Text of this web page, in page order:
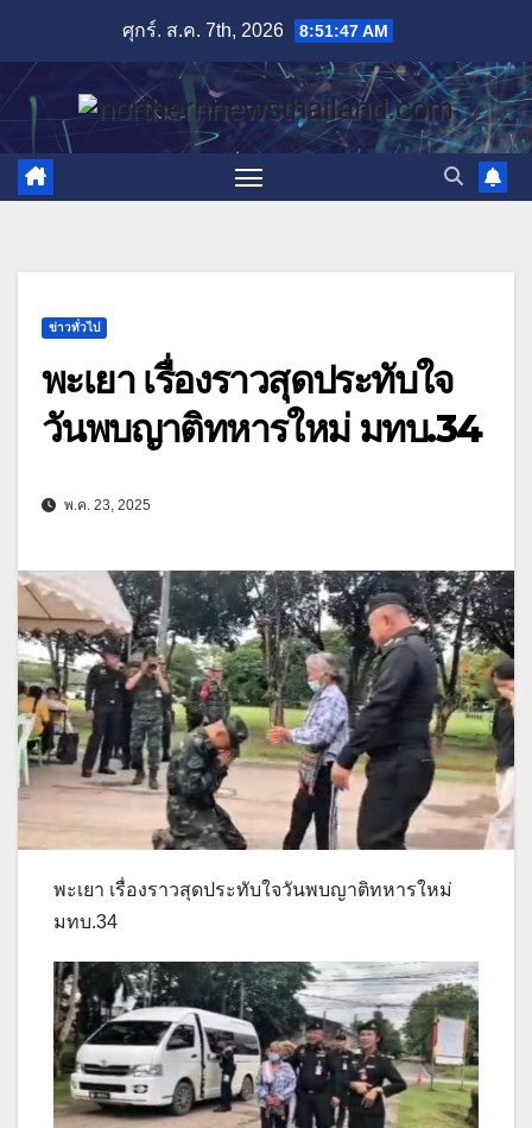
content
ศุกร์. ส.ค. 7th, 2026 8:51:48 AM
ข่าวทั่วไป
พะเยา เรื่องราวสุดประทับใจ
วันพบญาติทหารใหม่ มทบ.34
พ.ค. 23, 2025
พะเยา เรื่องราวสุดประทับใจวันพบญาติทหารใหม่
มทบ.34